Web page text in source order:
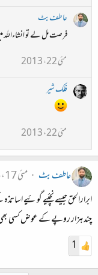
عاطف بٹ
فرصت مل لے تو انشاءاللہ
مئی 22، 2013
فلک شیر
مئی 22، 2013
عاطف بٹ
مئی 17، 2013
ابرارالحق جیسے نچئیے گوئیے
چند ہزار روپے کے عوض کسی بھی
1